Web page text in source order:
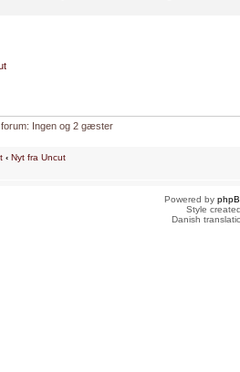
Ingen og 2 gæster
‹ Nyt fra Uncut
Powered by
Style
Danish